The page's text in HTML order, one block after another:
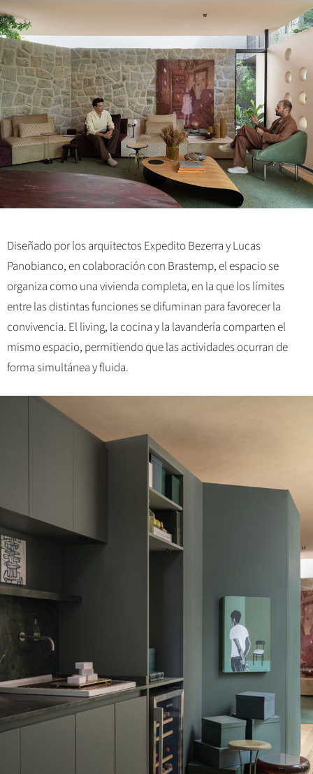
Diseñado por los arquitectos Expedito Bezerra y Lucas
Panobianco, en colaboración con Brastemp, el espacio se
organiza como una vivienda completa, en la que los límites
entre las distintas funciones se difuminan para favorecer la
convivencia. El living, la cocina y la lavandería comparten el
mismo espacio, permitiendo que las actividades ocurran de
forma simultánea y fluida.